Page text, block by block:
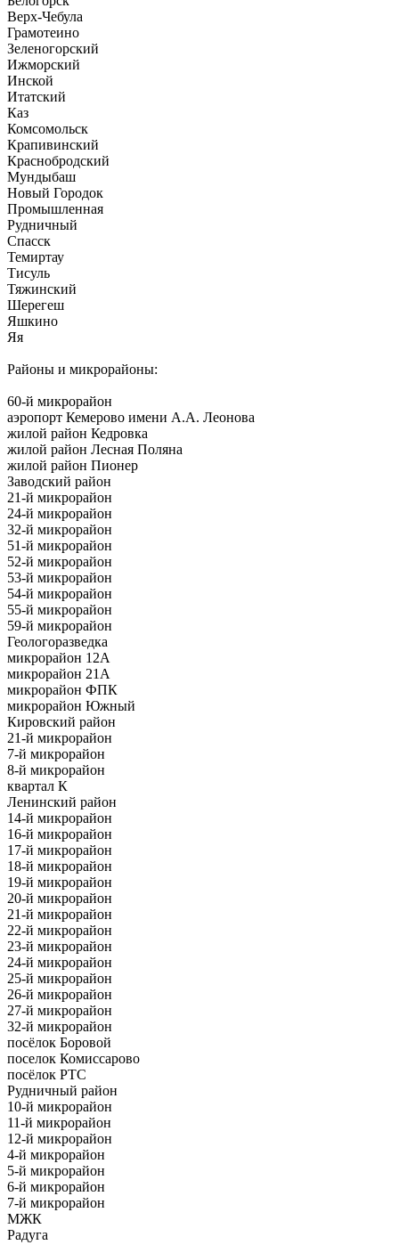
Верх-Чебула
Грамотеино
Зеленогорский
Ижморский
Инской
Итатский
Каз
Комсомольск
Крапивинский
Краснобродский
Мундыбаш
Новый Городок
Промышленная
Рудничный
Спасск
Темиртау
Тисуль
Тяжинский
Шерегеш
Яшкино
Яя
Районы и микрорайоны:
60-й микрорайон
аэропорт Кемерово имени А.А. Леонова
жилой район Кедровка
жилой район Лесная Поляна
жилой район Пионер
Заводский район
21-й микрорайон
24-й микрорайон
32-й микрорайон
51-й микрорайон
52-й микрорайон
53-й микрорайон
54-й микрорайон
55-й микрорайон
59-й микрорайон
Геологоразведка
микрорайон 12А
микрорайон 21А
микрорайон ФПК
микрорайон Южный
Кировский район
21-й микрорайон
7-й микрорайон
8-й микрорайон
квартал К
Ленинский район
14-й микрорайон
16-й микрорайон
17-й микрорайон
18-й микрорайон
19-й микрорайон
20-й микрорайон
21-й микрорайон
22-й микрорайон
23-й микрорайон
24-й микрорайон
25-й микрорайон
26-й микрорайон
27-й микрорайон
32-й микрорайон
посёлок Боровой
поселок Комиссарово
посёлок РТС
Рудничный район
10-й микрорайон
11-й микрорайон
12-й микрорайон
4-й микрорайон
5-й микрорайон
6-й микрорайон
7-й микрорайон
МЖК
Радуга